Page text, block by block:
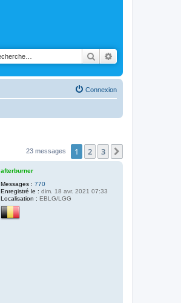
Rechercher
Connexion
23 messages 1 2 3
afterburner
Messages : 770
Enregistré le : dim. 18 avr. 2021 07:33
Localisation : EBLG/LGG